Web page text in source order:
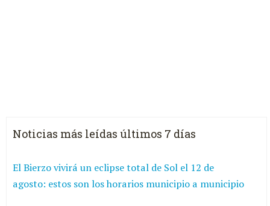
Noticias más leídas últimos 7 días
El Bierzo vivirá un eclipse total de Sol el 12 de
agosto: estos son los horarios municipio a municipio